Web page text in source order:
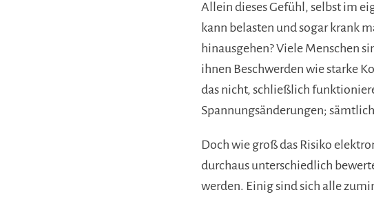
Allein dieses Gefühl, selbst im
kann belasten und sogar krank
hinausgehen? Viele Menschen
ihnen Beschwerden wie starke
das nicht, schließlich
Spannungsänderungen;
Doch wie groß das Risiko
durchaus unterschiedlich
werden. Einig sind sich alle